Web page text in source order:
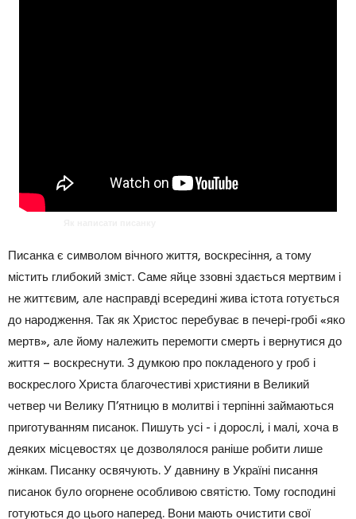
Писанка є символом вічного життя, воскресіння, а тому
містить глибокий зміст. Саме яйце ззовні здається мертвим і
не життєвим, але насправді всередині жива істота готується
до народження. Так як Христос перебуває в печері-гробі «яко
мертв», але йому належить перемогти смерть і вернутися до
життя – воскреснути. З думкою про покладеного у гроб і
воскреслого Христа благочестиві християни в Великий
четвер чи Велику П’ятницю в молитві і терпінні займаються
приготуванням писанок. Пишуть усі - і дорослі, і малі, хоча в
деяких місцевостях це дозволялося раніше робити лише
жінкам. Писанку освячують. У давнину в Україні писання
писанок було огорнене особливою святістю. Тому господині
готуються до цього наперед. Вони мають очистити свої